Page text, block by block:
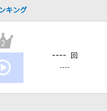
キング
2
---- 回
----